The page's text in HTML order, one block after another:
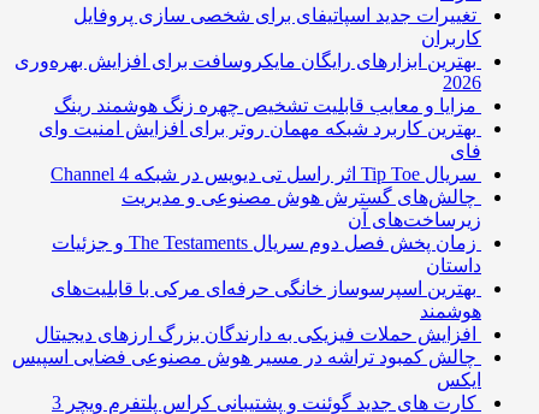
تغییرات جدید اسپاتیفای برای شخصی سازی پروفایل
کاربران
بهترین ابزارهای رایگان مایکروسافت برای افزایش بهره‌وری
مزایا و معایب قابلیت تشخیص چهره زنگ هوشمند رینگ
بهترین کاربرد شبکه مهمان روتر برای افزایش امنیت وای
سریال Tip Toe اثر راسل تی دیویس در شبکه Channel 4
چالش‌های گسترش هوش مصنوعی و مدیریت
زیرساخت‌های آن
زمان پخش فصل دوم سریال The Testaments و جزئیات
داستان
بهترین اسپرسوساز خانگی حرفه‌ای مرکی با قابلیت‌های
هوشمند
افزایش حملات فیزیکی به دارندگان بزرگ ارزهای دیجیتال
چالش کمبود تراشه در مسیر هوش مصنوعی فضایی اسپیس
کارت های جدید گوئنت و پشتیبانی کراس پلتفرم ویچر 3